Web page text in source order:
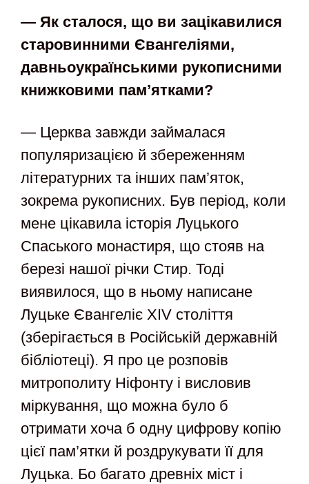
— Як сталося, що ви зацікавилися
старовинними Євангеліями,
давньоукраїнськими рукописними
книжковими пам’ятками?
— Церква завжди займалася
популяризацією й збереженням
літературних та інших пам’яток,
зокрема рукописних. Був період, коли
мене цікавила історія Луцького
Спаського монастиря, що стояв на
березі нашої річки Стир. Тоді
виявилося, що в ньому написане
Луцьке Євангеліє XIV століття
(зберігається в Російській державній
бібліотеці). Я про це розповів
митрополиту Ніфонту і висловив
міркування, що можна було б
отримати хоча б одну цифрову копію
цієї пам’ятки й роздрукувати її для
Луцька. Бо багато древніх міст і